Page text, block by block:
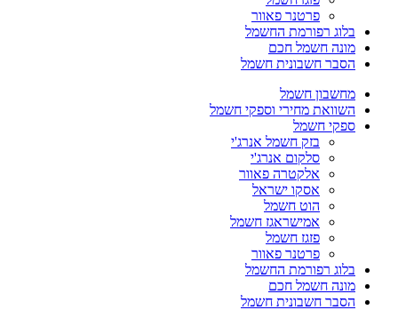
פרטנר פאוור
בלוג רפורמת החשמל
מונה חשמל חכם
הסבר חשבונית חשמל
מחשבון חשמל
השוואת מחירי וספקי חשמל
ספקי חשמל
בזק חשמל אנרג'י
סלקום אנרג'י
אלקטרה פאוור
אסקו ישראל
הוט חשמל
אמישראגז חשמל
פזגז חשמל
פרטנר פאוור
בלוג רפורמת החשמל
מונה חשמל חכם
הסבר חשבונית חשמל